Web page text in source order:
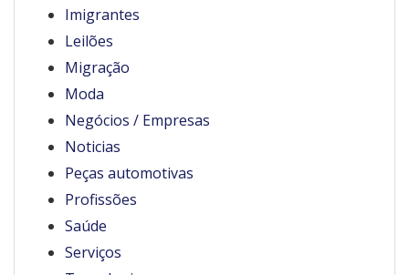
Imigrantes
Leilões
Migração
Moda
Negócios / Empresas
Noticias
Peças automotivas
Profissões
Saúde
Serviços